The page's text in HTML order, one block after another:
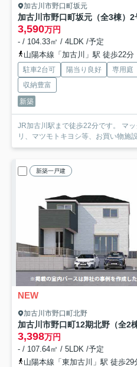
加古川市野口町坂元
加古川市野口町坂元（全3棟）2
3,590万円
- / 104.33㎡ / 4LDK /予定
山陽本線「加古川」駅 徒歩22分
駐車2台可 陽当り良好 専用庭
収納豊富
新築
JR加古川駅まで徒歩22分です。 マ
リ、マツモトキヨシ等、お買い物施
新築一戸建
NEW
加古川市野口町北野
加古川市野口町12期北野（全2
3,398万円
- / 107.64㎡ / 5LDK /予定
山陽本線「東加古川」駅 徒歩29